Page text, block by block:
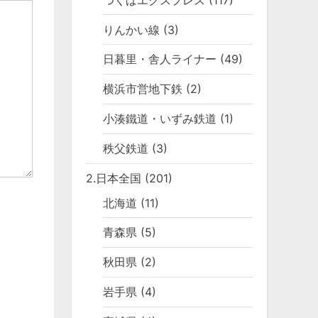
りんかい線 (3)
日暮里・舎人ライナー (49)
横浜市営地下鉄 (2)
小湊鐵道・いずみ鉄道 (1)
秩父鉄道 (3)
2.日本全国 (201)
北海道 (11)
青森県 (5)
秋田県 (2)
岩手県 (4)